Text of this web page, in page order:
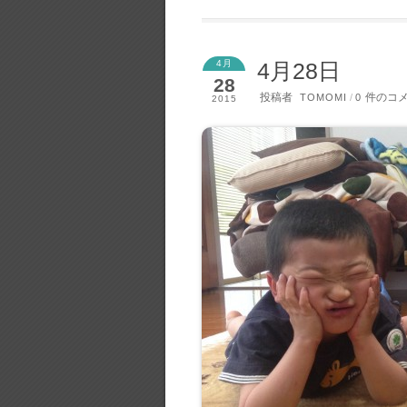
4月
28
2015
4月28日
投稿者 TOMOMI / 0 件のコ